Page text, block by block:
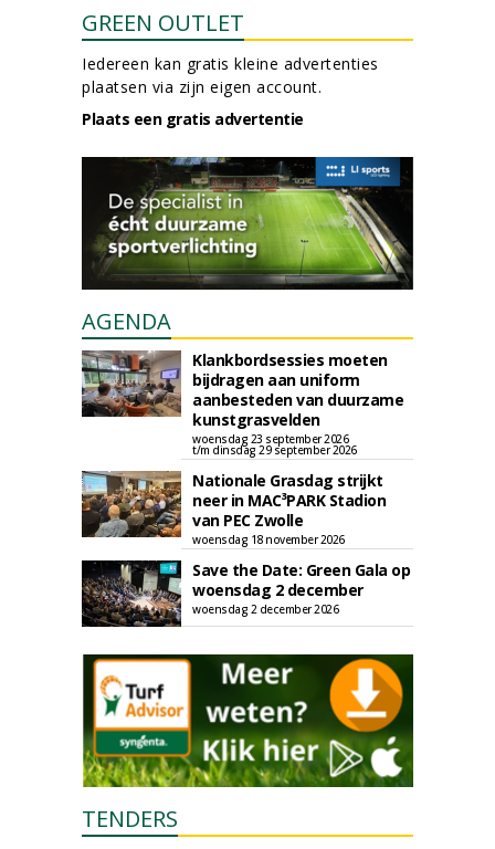
GREEN OUTLET
Iedereen kan gratis kleine advertenties
plaatsen via zijn eigen account.
Plaats een gratis advertentie
AGENDA
Klankbordsessies moeten
bijdragen aan uniform
aanbesteden van duurzame
kunstgrasvelden
woensdag 23 september 2026
t/m dinsdag 29 september 2026
Nationale Grasdag strijkt
neer in MAC³PARK Stadion
van PEC Zwolle
woensdag 18 november 2026
Save the Date: Green Gala op
woensdag 2 december
woensdag 2 december 2026
TENDERS